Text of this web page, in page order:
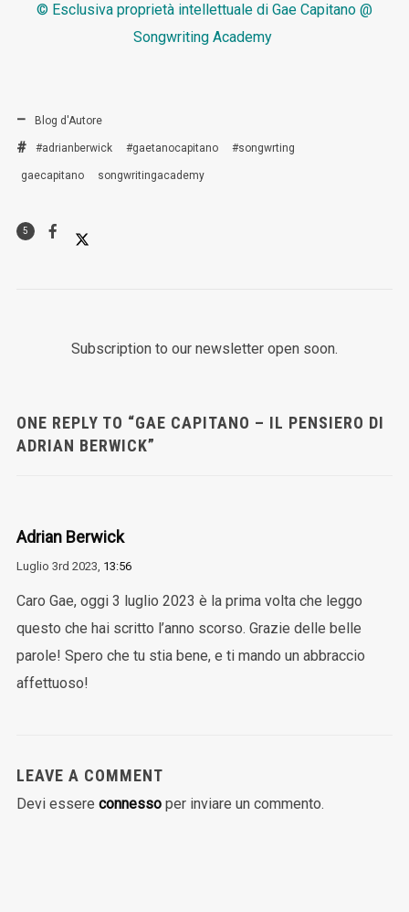
© Esclusiva proprietà intellettuale di Gae Capitano @
Songwriting Academy
Blog d'Autore
#adrianberwick #gaetanocapitano #songwrting
gaecapitano songwritingacademy
5
Subscription to our newsletter open soon.
ONE REPLY TO “GAE CAPITANO – IL PENSIERO DI
ADRIAN BERWICK”
Adrian Berwick
Luglio 3rd 2023, 13:56
Caro Gae, oggi 3 luglio 2023 è la prima volta che leggo
questo che hai scritto l’anno scorso. Grazie delle belle
parole! Spero che tu stia bene, e ti mando un abbraccio
affettuoso!
LEAVE A COMMENT
Devi essere connessoper inviare un commento.